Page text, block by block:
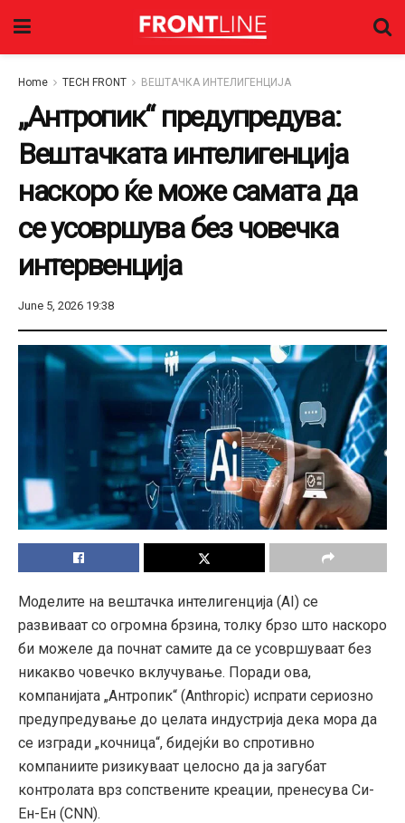
Home TECH FRONT ВЕШТАЧКА ИНТЕЛИГЕНЦИЈА
„Антропик“ предупредува:
Вештачката интелигенција
наскоро ќе може самата да
се усовршува без човечка
интервенција
June 5, 2026 19:38
Моделите на вештачка интелигенција (AI) се
развиваат со огромна брзина, толку брзо што наскоро
би можеле да почнат самите да се усовршуваат без
никакво човечко вклучување. Поради ова,
компанијата „Антропик“ (Anthropic) испрати сериозно
предупредување до целата индустрија дека мора да
се изгради „кочница“, бидејќи во спротивно
компаниите ризикуваат целосно да ја загубат
контролата врз сопствените креации, пренесува Си-
Ен-Ен (CNN).